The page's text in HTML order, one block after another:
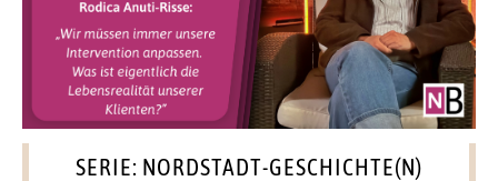
SERIE: NORDSTADT-GESCHICHTE(N)